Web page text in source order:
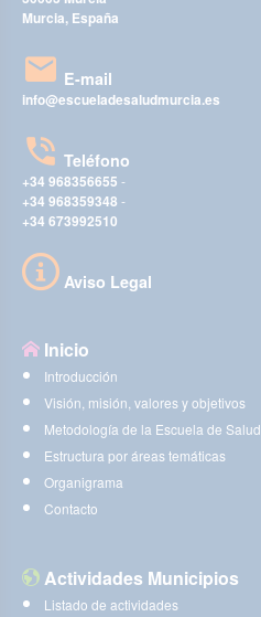
Murcia, España
E-mail
info@escueladesaludmurcia.es
Teléfono
+34 968356655 -
+34 968359348 -
+34 673992510
Aviso Legal
Inicio
Introducción
Visión, misión, valores y objetivos
Metodología de la Escuela de Salud
Estructura por áreas temáticas
Organigrama
Contacto
Actividades Municipios
Listado de actividades